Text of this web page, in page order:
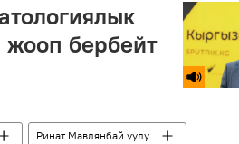
жооп бербейт
Ринат Мавлянбай уулу